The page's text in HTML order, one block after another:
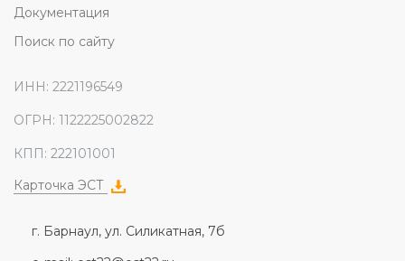
Документация
Поиск по сайту
ИНН: 2221196549
ОГРН: 1122225002822
КПП: 222101001
Карточка ЭСТ
г. Барнаул, ул. Силикатная, 7б